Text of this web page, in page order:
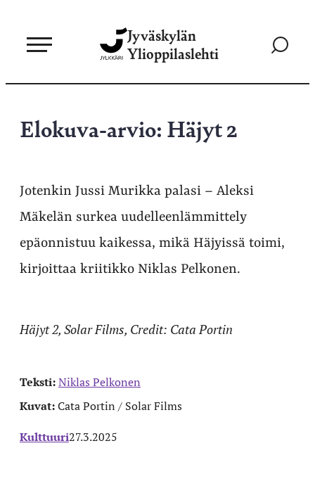
sisältöön
Jyväskylän
Ylioppilaslehti
Siirry
Elokuva-arvio: Häjyt 2
Jotenkin Jussi Murikka palasi – Aleksi
Mäkelän surkea uudelleenlämmittely
epäonnistuu kaikessa, mikä Häjyissä toimi,
kirjoittaa kriitikko Niklas Pelkonen.
Häjyt 2, Solar Films, Credit: Cata Portin
Teksti:Niklas Pelkonen
Kuvat:Cata Portin / Solar Films
Kulttuuri27.3.2025